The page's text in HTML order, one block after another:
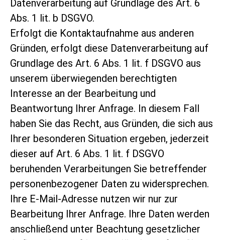
Datenverarbeitung auf Grundlage des Art. 6
Abs. 1 lit. b DSGVO.
Erfolgt die Kontaktaufnahme aus anderen
Gründen, erfolgt diese Datenverarbeitung auf
Grundlage des Art. 6 Abs. 1 lit. f DSGVO aus
unserem überwiegenden berechtigten
Interesse an der Bearbeitung und
Beantwortung Ihrer Anfrage. In diesem Fall
haben Sie das Recht, aus Gründen, die sich aus
Ihrer besonderen Situation ergeben, jederzeit
dieser auf Art. 6 Abs. 1 lit. f DSGVO
beruhenden Verarbeitungen Sie betreffender
personenbezogener Daten zu widersprechen.
Ihre E-Mail-Adresse nutzen wir nur zur
Bearbeitung Ihrer Anfrage. Ihre Daten werden
anschließend unter Beachtung gesetzlicher